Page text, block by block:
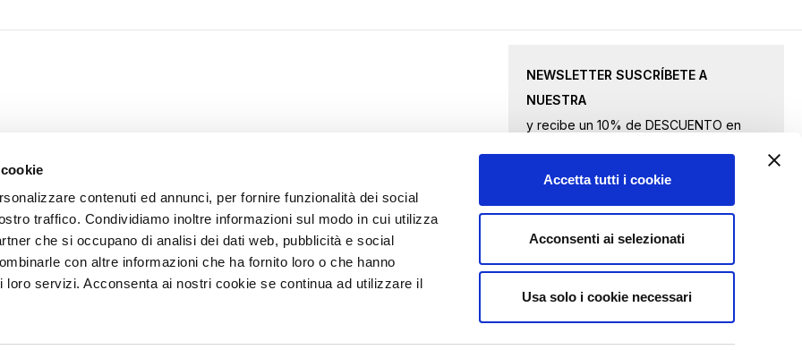
contenuti ed annunci, per fornire funzionalità dei social
traffico. Condividiamo inoltre informazioni sul modo in cui utilizza
che si occupano di analisi dei dati web, pubblicità e social
con altre informazioni che ha fornito loro o che hanno
loro servizi. Acconsenta ai nostri cookie se continua ad utilizzare il
Accetta tutti i cookie
Acconsenti ai selezionati
Usa solo i cookie necessari
NEWSLETTER SUSCRÍBETE A
NUESTRA
y recibe un 10% de DESCUENTO en
a
nuestro
boletín
de
ENVIAR CONSULTA